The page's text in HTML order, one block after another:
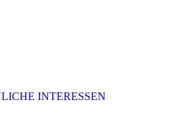
INTERESSEN